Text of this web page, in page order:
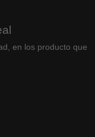
en los producto que